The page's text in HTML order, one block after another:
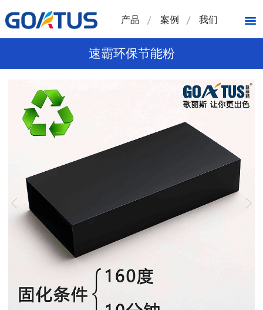
产品 案例 我们
速霸环保节能粉